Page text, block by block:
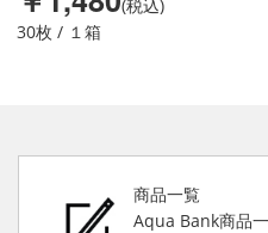
(税込)
30枚 / １箱
商品一覧
Aqua Bank商品